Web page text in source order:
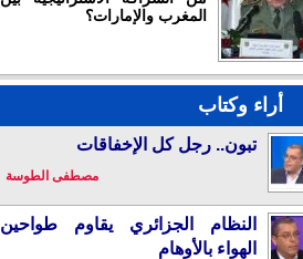
المغرب والإمارات؟
أراء وكتاب
تبون.. رجل كل الإخفاقات
مصطفى الطوسة
النظام الجزائري يقاوم طواحين
الهواء بالأوهام